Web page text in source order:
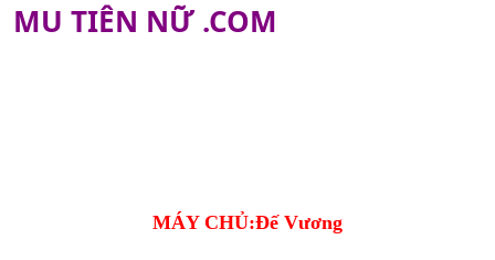
MU TIÊN NỮ .COM
MÁY CHỦ:Đế Vương